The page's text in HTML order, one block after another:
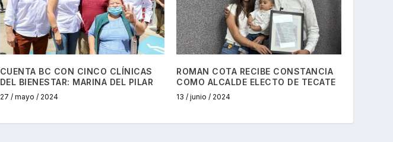
CUENTA BC CON CINCO CLÍNICAS
DEL BIENESTAR: MARINA DEL PILAR
27 / mayo / 2024
ROMAN COTA RECIBE CONSTANCIA
COMO ALCALDE ELECTO DE TECATE
13 / junio / 2024